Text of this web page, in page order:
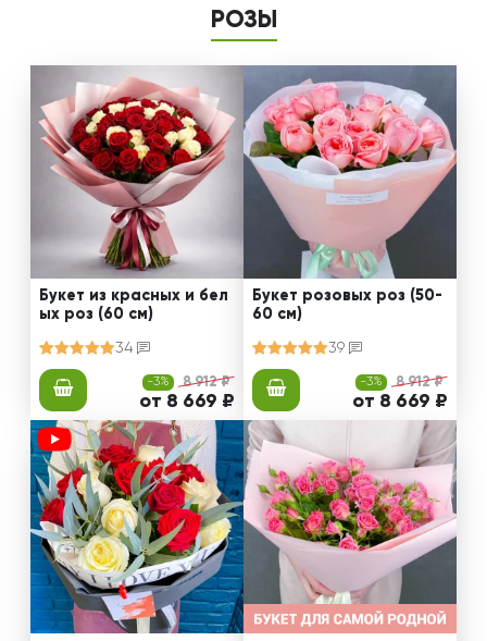
РОЗЫ
Букет из красных и бел
ых роз (60 см)
34
-3% 8 912 ₽
от 8 669 ₽
Букет розовых роз (50-
60 см)
39
-3% 8 912 ₽
от 8 669 ₽